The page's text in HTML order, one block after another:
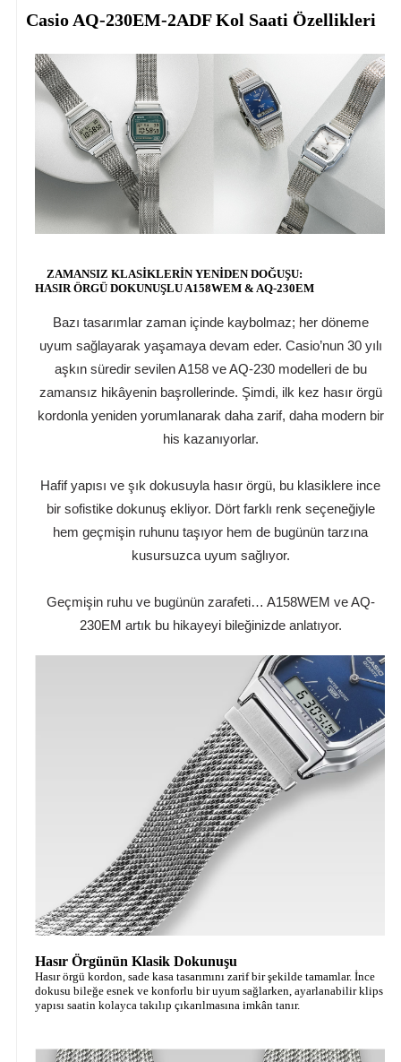
Casio AQ-230EM-2ADF Kol Saati Özellikleri
ZAMANSIZ KLASİKLERİN YENİDEN DOĞUŞU:
HASIR ÖRGÜ DOKUNUŞLU A158WEM & AQ-230EM
Bazı tasarımlar zaman içinde kaybolmaz; her döneme
uyum sağlayarak yaşamaya devam eder. Casio’nun 30 yılı
aşkın süredir sevilen A158 ve AQ-230 modelleri de bu
zamansız hikâyenin başrollerinde. Şimdi, ilk kez hasır örgü
kordonla yeniden yorumlanarak daha zarif, daha modern bir
his kazanıyorlar.
Hafif yapısı ve şık dokusuyla hasır örgü, bu klasiklere ince
bir sofistike dokunuş ekliyor. Dört farklı renk seçeneğiyle
hem geçmişin ruhunu taşıyor hem de bugünün tarzına
kusursuzca uyum sağlıyor.
Geçmişin ruhu ve bugünün zarafeti… A158WEM ve AQ-
230EM artık bu hikayeyi bileğinizde anlatıyor.
Hasır Örgünün Klasik Dokunuşu
Hasır örgü kordon, sade kasa tasarımını zarif bir şekilde tamamlar. İnce
dokusu bileğe esnek ve konforlu bir uyum sağlarken, ayarlanabilir klips
yapısı saatin kolayca takılıp çıkarılmasına imkân tanır.